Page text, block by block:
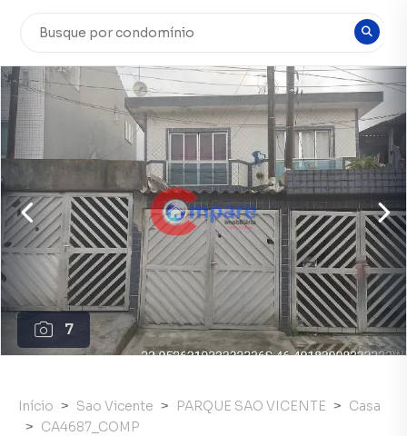
7
Início Sao Vicente PARQUE SAO VICENTE
Casa
CA4687_COMP